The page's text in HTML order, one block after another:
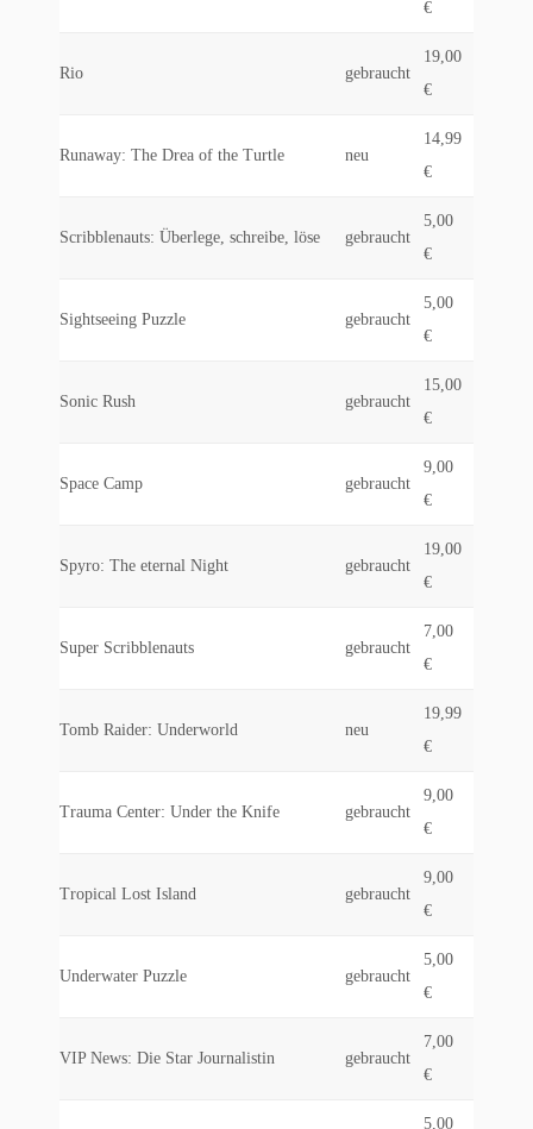
€
Rio gebraucht
19,00
€
Runaway: The Drea of the Turtle neu
14,99
€
Scribblenauts: Überlege, schreibe, löse gebraucht
5,00
€
Sightseeing Puzzle gebraucht
5,00
€
Sonic Rush gebraucht
15,00
€
Space Camp gebraucht
9,00
€
Spyro: The eternal Night gebraucht
19,00
€
Super Scribblenauts gebraucht
7,00
€
Tomb Raider: Underworld neu
19,99
€
Trauma Center: Under the Knife gebraucht
9,00
€
Tropical Lost Island gebraucht
9,00
€
Underwater Puzzle gebraucht
5,00
€
VIP News: Die Star Journalistin gebraucht
7,00
€
5,00